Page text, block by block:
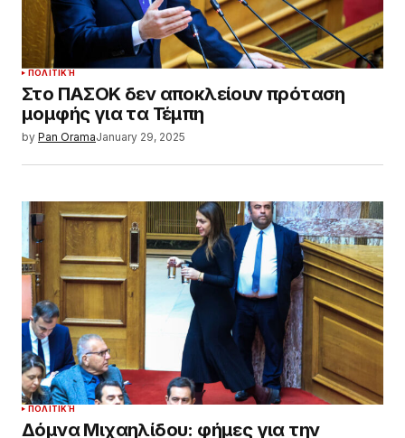
ΠΟΛΙΤΙΚΉ
Στο ΠΑΣΟΚ δεν αποκλείουν πρόταση
μομφής για τα Τέμπη
by Pan OramaJanuary 29, 2025
ΠΟΛΙΤΙΚΉ
Δόμνα Μιχαηλίδου: φήμες για την